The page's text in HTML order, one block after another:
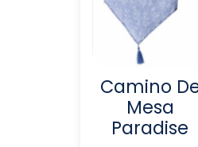
Camino
Mesa
Paradise